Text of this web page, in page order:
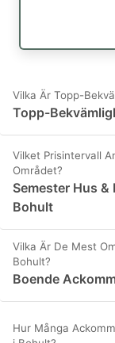
Vilka Är Topp-
Topp-
Vilket Prisintervall
Området?
Semester Hus
Bohult
Vilka Är De Mest
Bohult?
Boende
Hur Många